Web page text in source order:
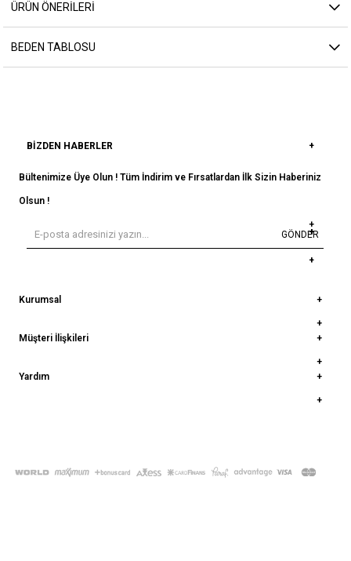
ÜRÜN ÖNERILERI
BEDEN TABLOSU
BIZDEN HABERLER
Bültenimize Üye Olun ! Tüm İndirim ve Fırsatlardan İlk Sizin Haberiniz
Olsun !
GÖNDER
Kurumsal
Müşteri İlişkileri
Yardım